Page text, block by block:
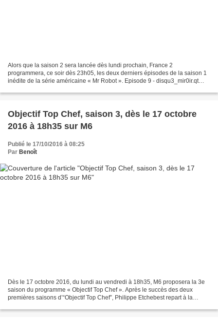
Alors que la saison 2 sera lancée dès lundi prochain, France 2
programmera, ce soir dès 23h05, les deux derniers épisodes de la saison 1
inédite de la série américaine « Mr Robot ». Episode 9 - disqu3_mir0ir.qt
Objectif Top Chef, saison 3, dès le 17 octobre
2016 à 18h35 sur M6
Publié le 17/10/2016 à 08:25
Par Benoît
Dès le 17 octobre 2016, du lundi au vendredi à 18h35, M6 proposera la 3e
saison du programme « Objectif Top Chef ». Après le succès des deux
premières saisons d’“Objectif Top Chef”, Philippe Etchebest repart à la